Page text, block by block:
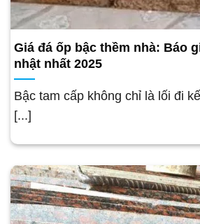
Giá đá ốp bậc thềm nhà: Báo
nhật nhất 2025
Bậc tam cấp không chỉ là lối đi
[...]